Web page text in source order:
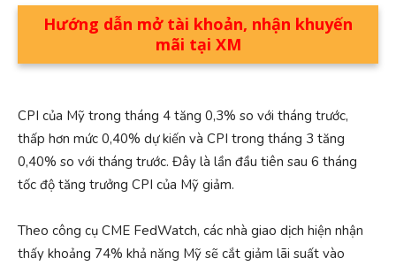
Hướng dẫn mở tài khoản, nhận khuyến
mãi tại XM
CPI của Mỹ trong tháng 4 tăng 0,3% so với tháng trước,
thấp hơn mức 0,40% dự kiến ​​và CPI trong tháng 3 tăng
0,40% so với tháng trước. Đây là lần đầu tiên sau 6 tháng
tốc độ tăng trưởng CPI của Mỹ giảm.
Theo công cụ CME FedWatch, các nhà giao dịch hiện nhận
thấy khoảng 74% khả năng Mỹ sẽ cắt giảm lãi suất vào